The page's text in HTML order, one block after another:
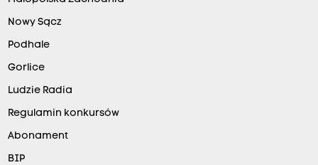
Nowy Sącz
Podhale
Gorlice
Ludzie Radia
Regulamin konkursów
Abonament
BIP